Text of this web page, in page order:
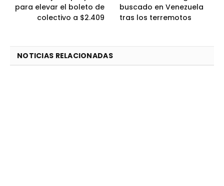
para elevar el boleto de
colectivo a $2.409
buscado en Venezuela
tras los terremotos
NOTICIAS RELACIONADAS